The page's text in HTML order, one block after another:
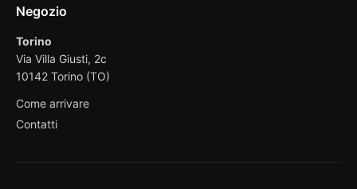
Negozio
Torino
Via Villa Giusti, 2c
10142 Torino (TO)
Come arrivare
Contatti